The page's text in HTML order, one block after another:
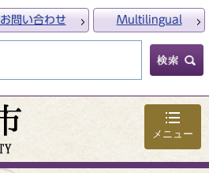
メニュー
お問い合わせ Multilingual